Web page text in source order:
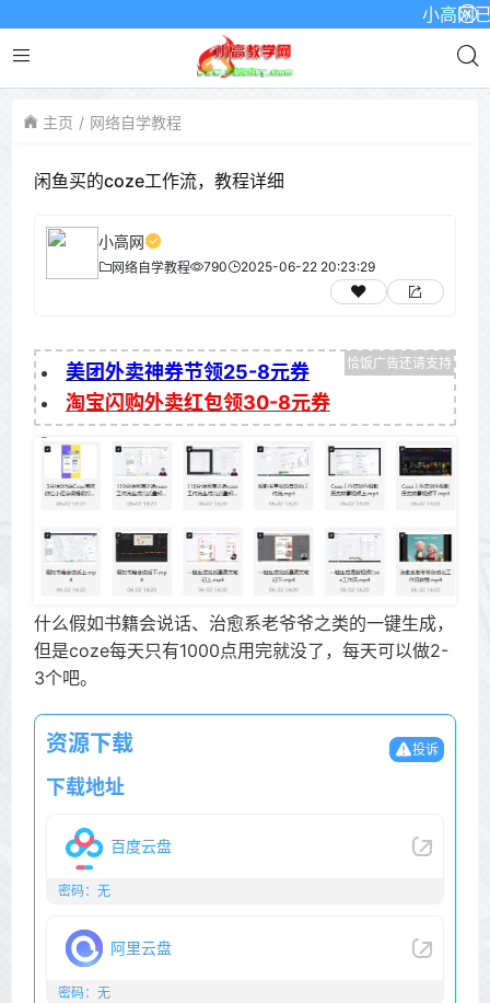
小高网已
主页 网络自学教程
闲鱼买的coze工作流，教程详细
小高网
网络自学教程 790 2025-06-22 20:23:29
美团外卖神券节领25-8元券
淘宝闪购外卖红包领30-8元券
什么假如书籍会说话、治愈系老爷爷之类的一键生成，
但是coze每天只有1000点用完就没了，每天可以做2-
3个吧。
资源下载 投诉
下载地址
百度云盘
密码：无
阿里云盘
密码：无